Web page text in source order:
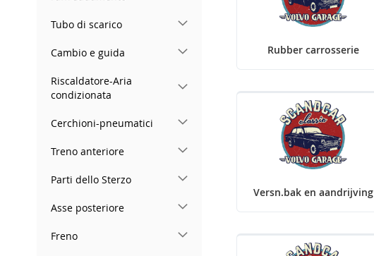
Rubber carrosserie
Versn.bak en aandrijving
Tubo di scarico
Cambio e guida
Riscaldatore-Aria
condizionata
Cerchioni-pneumatici
Treno anteriore
Parti dello Sterzo
Asse posteriore
Freno